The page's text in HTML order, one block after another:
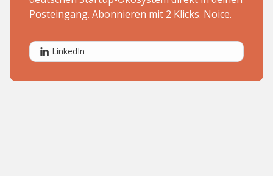
Posteingang. Abonnieren mit 2 Klicks. Noice.
LinkedIn